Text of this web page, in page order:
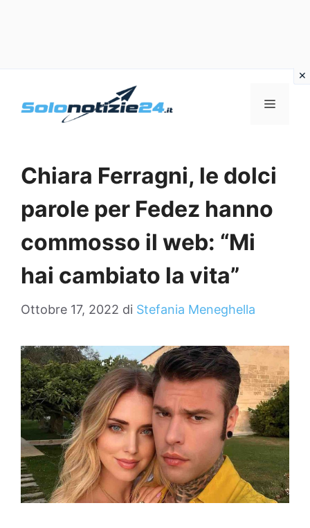
MENU
Chiara Ferragni, le dolci
parole per Fedez hanno
commosso il web: “Mi
hai cambiato la vita”
Ottobre 17, 2022 di Stefania Meneghella